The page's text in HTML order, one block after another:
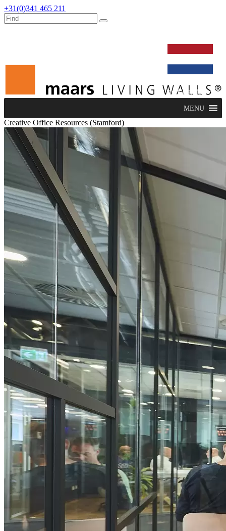
+31(0)341 465 211
nederlands
MENU
Creative Office Resources (Stamford)